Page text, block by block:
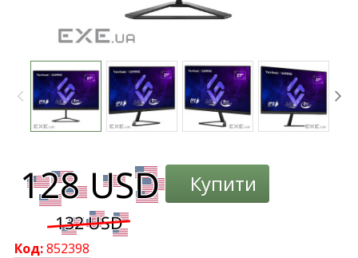
Купити
Код:852398